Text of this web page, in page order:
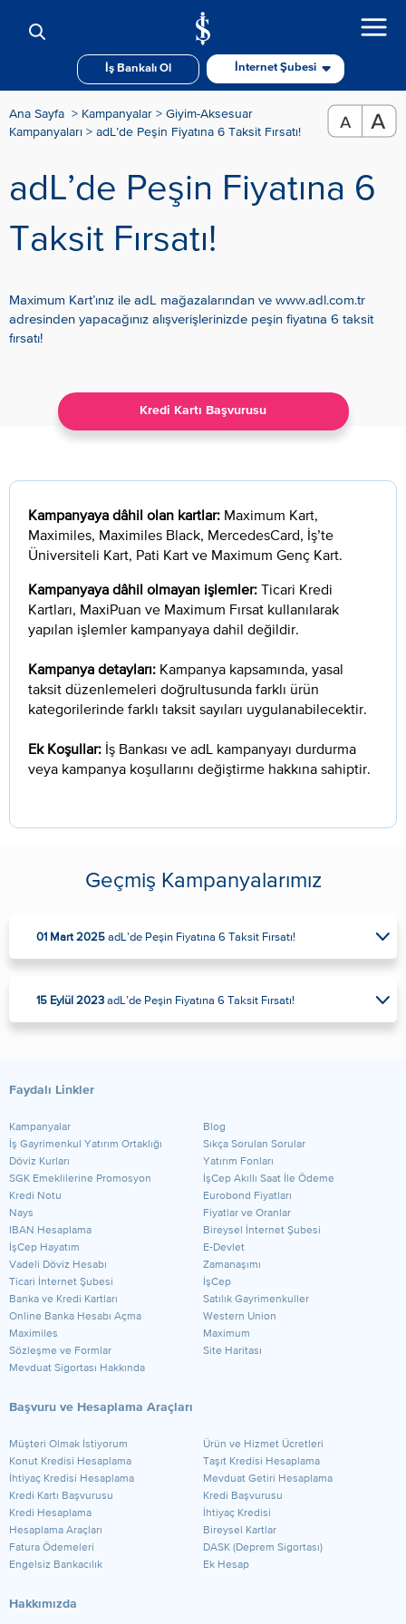
İş Bankalı Ol İnternet Şubesi
Ana Sayfa > Kampanyalar > Giyim-Aksesuar
Kampanyaları > adL’de Peşin Fiyatına 6 Taksit Fırsatı!
adL’de Peşin Fiyatına 6
Taksit Fırsatı!
Maximum Kart’ınız ile adL mağazalarından ve www.adl.com.tr
adresinden yapacağınız alışverişlerinizde peşin fiyatına 6 taksit
fırsatı!
Kredi Kartı Başvurusu
Kampanyaya dâhil olan kartlar: Maximum Kart,
Maximiles, Maximiles Black, MercedesCard, İş’te
Üniversiteli Kart, Pati Kart ve Maximum Genç Kart.
Kampanyaya dâhil olmayan işlemler: Ticari Kredi
Kartları, MaxiPuan ve Maximum Fırsat kullanılarak
yapılan işlemler kampanyaya dahil değildir.
Kampanya detayları: Kampanya kapsamında, yasal
taksit düzenlemeleri doğrultusunda farklı ürün
kategorilerinde farklı taksit sayıları uygulanabilecektir.
Ek Koşullar: İş Bankası ve adL kampanyayı durdurma
veya kampanya koşullarını değiştirme hakkına sahiptir.
Geçmiş Kampanyalarımız
01 Mart 2025 adL’de Peşin Fiyatına 6 Taksit Fırsatı!
15 Eylül 2023 adL’de Peşin Fiyatına 6 Taksit Fırsatı!
Faydalı Linkler
Kampanyalar
Blog
​İş Gayrimenkul Yatırım Ortaklığı
Sıkça Sorulan Sorular
Döviz Kurları
Yatırım Fonları
SGK Emeklilerine Promosyon
İşCep Akıllı Saat İle Ödeme
Kredi Notu
Eurobond Fiyatları
Nays
Fiyatlar ve Oranlar
IBAN Hesaplama
Bireysel İnternet Şubesi
İşCep Hayatım
E-Devlet
Vadeli Döviz Hesabı
Zamanaşımı
Ticari İnternet Şubesi
İşCep
Banka ve Kredi Kartları
Satılık Gayrimenkuller
Online Banka Hesabı Açma
Western Union
Maximiles
Maximum
Sözleşme ve Formlar
Site Haritası
Mevduat Sigortası Hakkında
Başvuru ve Hesaplama Araçları
Müşteri Olmak İstiyorum
Ürün ve Hizmet Ücretleri
Konut Kredisi Hesaplama
Taşıt Kredisi Hesaplama
İhtiyaç Kredisi Hesaplama
Mevduat Getiri Hesaplama
Kredi Kartı Başvurusu
Kredi Başvurusu
Kredi Hesaplama
İhtiyaç Kredisi
Hesaplama Araçları
Bireysel Kartlar
Fatura Ödemeleri
DASK (Deprem Sigortası)
Engelsiz Bankacılık
Ek Hesap
Hakkımızda